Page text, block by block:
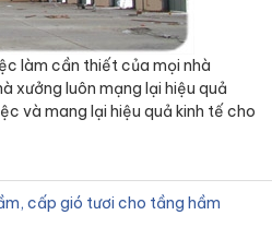
làm cần thiết của mọi nhà
xưởng luôn mạng lại hiệu quả
và mang lại hiệu quả kinh tế cho
cấp gió tươi cho tầng hầm